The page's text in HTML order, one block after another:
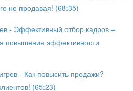
не продавая! (68:35)
- Эффективный отбор кадров –
повышения эффективности
- Как повысить продажи?
(65:23)